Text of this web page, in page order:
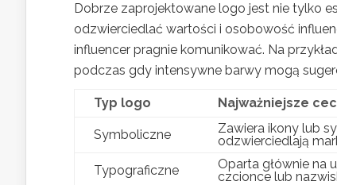
Dobrze zaprojektowane logo jest nie tylko
odzwierciedlać wartości i osobowość
influencer pragnie komunikować. Na
podczas gdy intensywne barwy mogą
Typ logo Najważniejsze
Symboliczne
Zawiera ikony lub
odzwierciedlają
Typograficzne
Oparta głównie na
czcionce lub